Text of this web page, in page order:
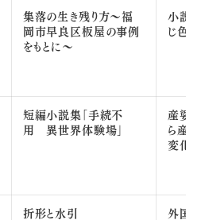
集落の生き残り方～福
岡市早良区板屋の事例
をもとに～
小説
じ色
短編小説集「手続不
用 異世界体験場」
産婆
ら産
変化
折形と水引
外国